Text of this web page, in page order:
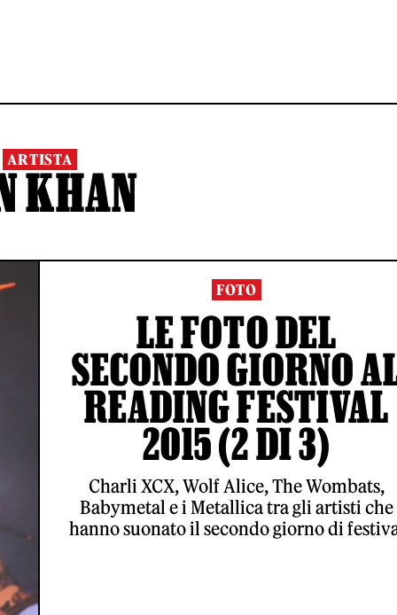
ARTISTA
KHAN
FOTO
LE FOTO DEL
SECONDO GIORNO
READING FESTIVAL
2015 (2 DI 3)
Charli XCX, Wolf Alice, The Wombats,
Babymetal e i Metallica tra gli artisti che
hanno suonato il secondo giorno di